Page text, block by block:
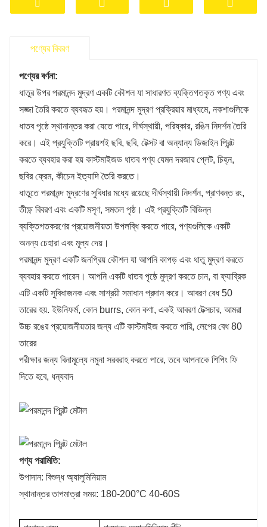
3. উচ্চ তাপমাত্রা প্রতিরোধী
রঞ্জককে স্থায়ীভাবে গলিত না হয়ে ধাতুতে প্রবেশ করতে দেয়।
ধাতুর উপর ডাই পরমানন্দ প্রিন্টিং এর আসল প্রাণবন্ত রং বজায় রাখে
কারণ এটি একটি স্থায়ী আঠালো।
5. অবিচ্ছেদ্য
ধাতুর উপর রঞ্জক পরমানন্দ মুদ্রণের প্রক্রিয়া স্থায়ী গর্ভধারণের
অনুমতি দেয়, কোন ফ্ল্যাকিং এবং স্ক্র্যাচিং প্রতিরোধ করে।
পণ্যের বিবরণ
পণ্যের বর্ণনা:
ধাতুর উপর পরমানন্দ মুদ্রণ একটি কৌশল যা সাধারণত ব্যক্তিগতকৃত পণ্য এবং
সজ্জা তৈরি করতে ব্যবহৃত হয়। পরমানন্দ মুদ্রণ প্রক্রিয়ার মাধ্যমে, নকশাগুলিকে
ধাতব পৃষ্ঠে স্থানান্তর করা যেতে পারে, দীর্ঘস্থায়ী, পরিষ্কার, রঙিন নিদর্শন তৈরি
করে। এই প্রযুক্তিটি প্রায়শই ছবি, ছবি, টেক্সট বা অন্যান্য ডিজাইন প্রিন্ট
করতে ব্যবহার করা হয় কাস্টমাইজড ধাতব পণ্য যেমন দরজার প্লেট, চিহ্ন,
ছবির ফ্রেম, কীচেন ইত্যাদি তৈরি করতে।
ধাতুতে পরমানন্দ মুদ্রণের সুবিধার মধ্যে রয়েছে দীর্ঘস্থায়ী নিদর্শন, প্রাণবন্ত রং,
তীক্ষ্ণ বিবরণ এবং একটি মসৃণ, সমতল পৃষ্ঠ। এই প্রযুক্তিটি বিভিন্ন
ব্যক্তিগতকরণের প্রয়োজনীয়তা উপলব্ধি করতে পারে, পণ্যগুলিকে একটি
অনন্য চেহারা এবং মূল্য দেয়।
পরমানন্দ মুদ্রণ একটি জনপ্রিয় কৌশল যা আপনি কাপড় এবং ধাতু মুদ্রণ করতে
ব্যবহার করতে পারেন। আপনি একটি ধাতব পৃষ্ঠে মুদ্রণ করতে চান, বা ফ্যাব্রিক
এটি একটি সুবিধাজনক এবং সাশ্রয়ী সমাধান প্রদান করে। আবরণ বেধ 50
তারের হয়. ইউনিফর্ম, কোন burrs, কোন কণা, একই আবরণ টেক্সচার, আমরা
উচ্চ রঙের প্রয়োজনীয়তার জন্য এটি কাস্টমাইজ করতে পারি, লেপের বেধ 80
তারের
পরীক্ষার জন্য বিনামূল্যে নমুনা সরবরাহ করতে পারে, তবে আপনাকে শিপিং ফি
দিতে হবে, ধন্যবাদ
পণ্য পরামিতি:
উপাদান: বিশুদ্ধ অ্যালুমিনিয়াম
স্থানান্তর তাপমাত্রা সময়: 180-200°C 40-60S